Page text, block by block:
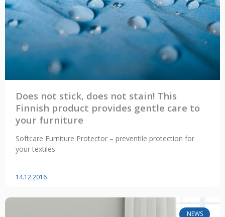
Does not stick, does not stain! This
Finnish product provides gentle care to
your furniture
Softcare Furniture Protector – preventile protection for
your textiles
14.12.2016
NEWS